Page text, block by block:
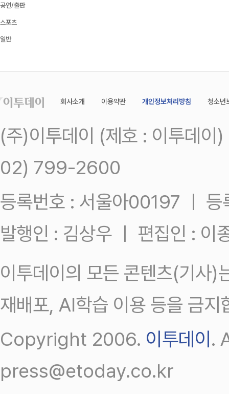
공연/출판
스포츠
일반
회사소개 이용약관 개인정보처리방침 청소년
(주)이투데이 (제호 : 이투데
02) 799-2600
등록번호 : 서울아00197 ㅣ
발행인 : 김상우 ㅣ 편집인 : 이
이투데이의 모든 콘텐츠(기사)
재배포, AI학습 이용 등을 금지
Copyright 2006. 이투데이.
press@etoday.co.kr